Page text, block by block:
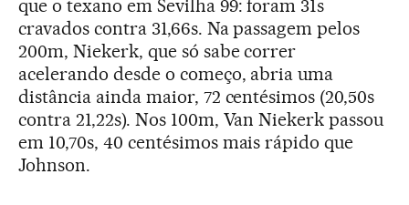
que o texano em Sevilha 99: foram 31s
cravados contra 31,66s. Na passagem pelos
200m, Niekerk, que só sabe correr
acelerando desde o começo, abria uma
distância ainda maior, 72 centésimos (20,50s
contra 21,22s). Nos 100m, Van Niekerk passou
em 10,70s, 40 centésimos mais rápido que
Johnson.